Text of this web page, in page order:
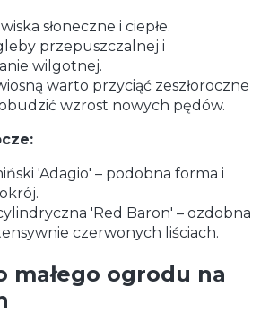
słoneczne i ciepłe.
przepuszczalnej i
wilgotnej.
warto przyciąć zeszłoroczne
wzrost nowych pędów.
'Adagio' – podobna forma i
'Red Baron' – ozdobna
czerwonych liściach.
małego ogrodu na